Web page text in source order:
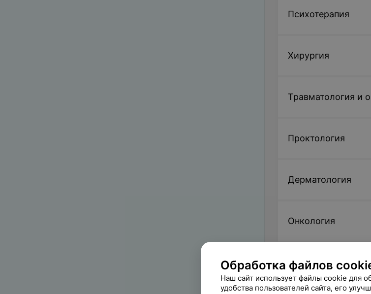
Психотерапия
Хирургия
Травматология и
Проктология
Дерматология
Онкология
Гинекология
Обработка файлов
Наш сайт использует файлы cookie для
удобства пользователей сайта, его